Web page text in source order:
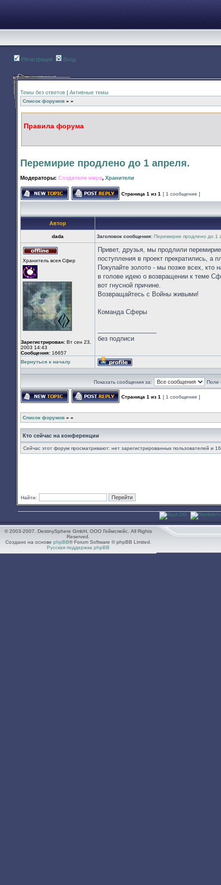
Регистрация Вход
Темы без ответов | Активные темы
Список форумов » »
Правила форума
Перемирие продлено до 1 апреля.
Модераторы: Создатели мира, Хранители
Начать новую тему Ответить на тему
Страница 1 из 1 [ 1 сообщение ]
Автор
dada Заголовок сообщения: Перемирие продлено до 1
в
Хранитель всея Cфер
Зарегистрирован: Вт сен 23,
2003 14:43
Сообщения: 16657
Привет, друзья, мы продлили
поступления в проект прекратились, а
Покупайте золото - мы позже всех,
в голове идею о возвращении к теме
вот гнусной причине.
Возвращайтесь с Войны живыми!
Команда Сферы
без подписи
Вернуться к началу
Профиль
Показать сообщения за: Поле
Страница 1 из 1 [ 1 сообщение ]
Список форумов » »
Кто сейчас на конференции
Сейчас этот форум просматривают: нет зарегистрированных пользователей и 16
Найти:
© 2003-2007. DestinySphere GmbH, ООО Геймспейс. All Rights
Reserved.
Создано на основе phpBB® Forum Software © phpBB Limited.
Русская поддержка phpBB